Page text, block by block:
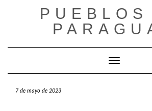
PUEBLOS
Cambiar
7 de mayo de 2023